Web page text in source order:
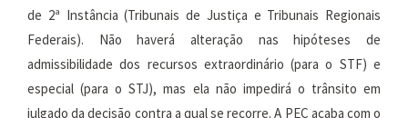
de 2ª Instância (Tribunais de Justiça e Tribunais Regionais
Federais). Não haverá alteração nas hipóteses de
admissibilidade dos recursos extraordinário (para o STF) e
especial (para o STJ), mas ela não impedirá o trânsito em
julgado da decisão contra a qual se recorre. A PEC acaba com o